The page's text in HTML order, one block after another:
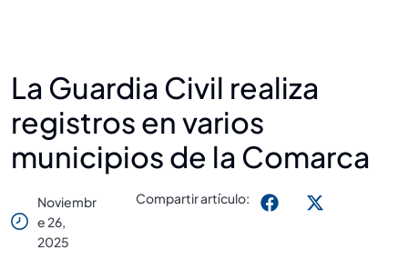
La Guardia Civil realiza
registros en varios
municipios de la Comarca
Noviembr
E 26,
2025
Compartir artículo: